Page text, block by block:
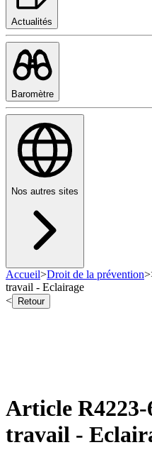
Actualités
Baromètre
Nos autres sites
Accueil>Droit de la prévention>
travail - Eclairage
<
Retour
Article R4223-
travail -